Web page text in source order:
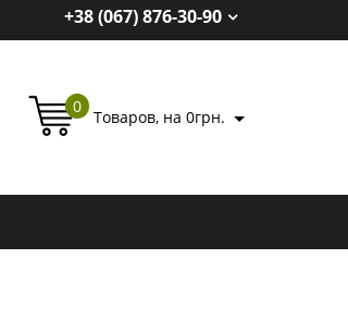
+38 (067) 876-30-90
0
Товаров, на 0грн.